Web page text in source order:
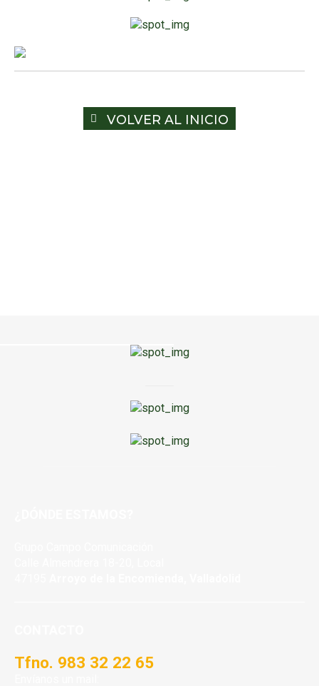
VOLVER AL INICIO
Tfno. 983 32 22 65